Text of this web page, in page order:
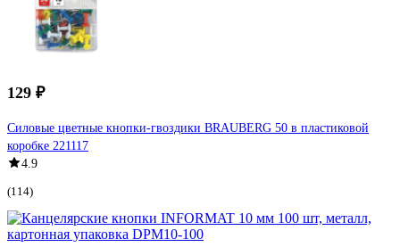
129 ₽
Силовые цветные кнопки-гвоздики BRAUBERG 50 в пластиковой
коробке 221117
4.9
(114)